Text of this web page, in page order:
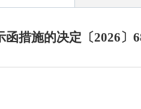
措施的决定〔2026〕